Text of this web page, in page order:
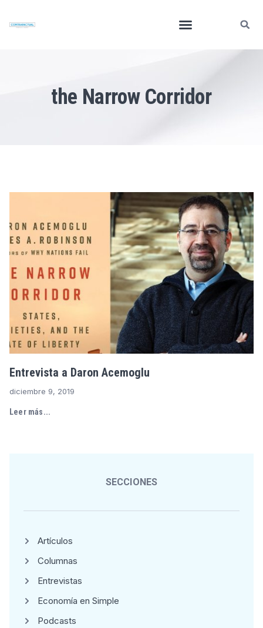
the Narrow Corridor
Entrevista a Daron Acemoglu
diciembre 9, 2019
Leer más...
SECCIONES
Artículos
Columnas
Entrevistas
Economía en Simple
Podcasts